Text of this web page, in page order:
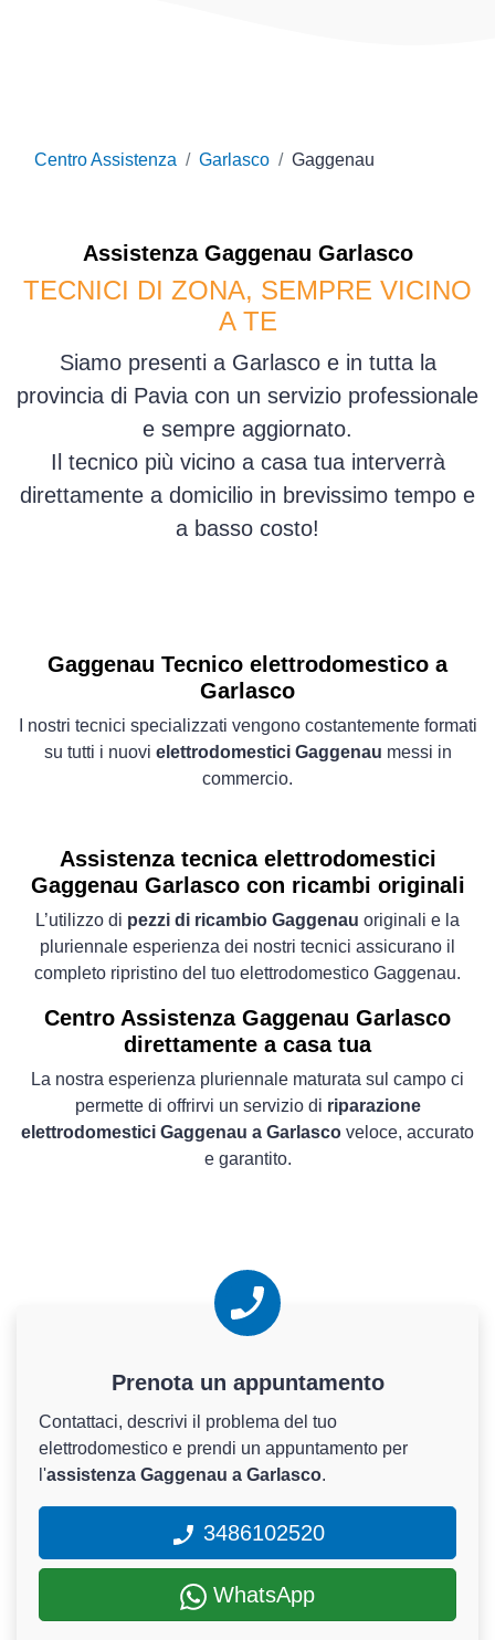
Centro Assistenza Garlasco Gaggenau
Assistenza Gaggenau Garlasco
TECNICI DI ZONA, SEMPRE VICINO
A TE
Siamo presenti a Garlasco e in tutta la
provincia di Pavia con un servizio professionale
e sempre aggiornato.
Il tecnico più vicino a casa tua interverrà
direttamente a domicilio in brevissimo tempo e
a basso costo!
Gaggenau Tecnico elettrodomestico a
Garlasco
I nostri tecnici specializzati vengono costantemente formati
su tutti i nuovi elettrodomestici Gaggenau messi in
commercio.
Assistenza tecnica elettrodomestici
Gaggenau Garlasco con ricambi originali
L’utilizzo di pezzi di ricambio Gaggenau originali e la
pluriennale esperienza dei nostri tecnici assicurano il
completo ripristino del tuo elettrodomestico Gaggenau.
Centro Assistenza Gaggenau Garlasco
direttamente a casa tua
La nostra esperienza pluriennale maturata sul campo ci
permette di offrirvi un servizio di riparazione
elettrodomestici Gaggenau a Garlasco veloce, accurato
e garantito.
Prenota un appuntamento
Contattaci, descrivi il problema del tuo
elettrodomestico e prendi un appuntamento per
l'assistenza Gaggenau a Garlasco.
3486102520
WhatsApp